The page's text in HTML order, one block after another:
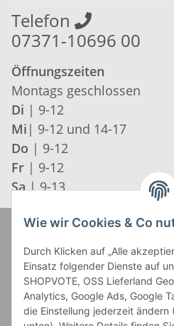
Telefon
07371-10696 00
Öffnungszeiten
Montags geschlossen
Di | 9-12
Mi | 9-12 und 14-17
Do | 9-12
Fr | 9-12
Sa | 9-13
Wie wir Cookies & Co
Durch Klicken auf „Alle
Einsatz folgender Dienste auf
SHOPVOTE, OSS Lieferland
Analytics, Google Ads, Google
die Einstellung jederzeit